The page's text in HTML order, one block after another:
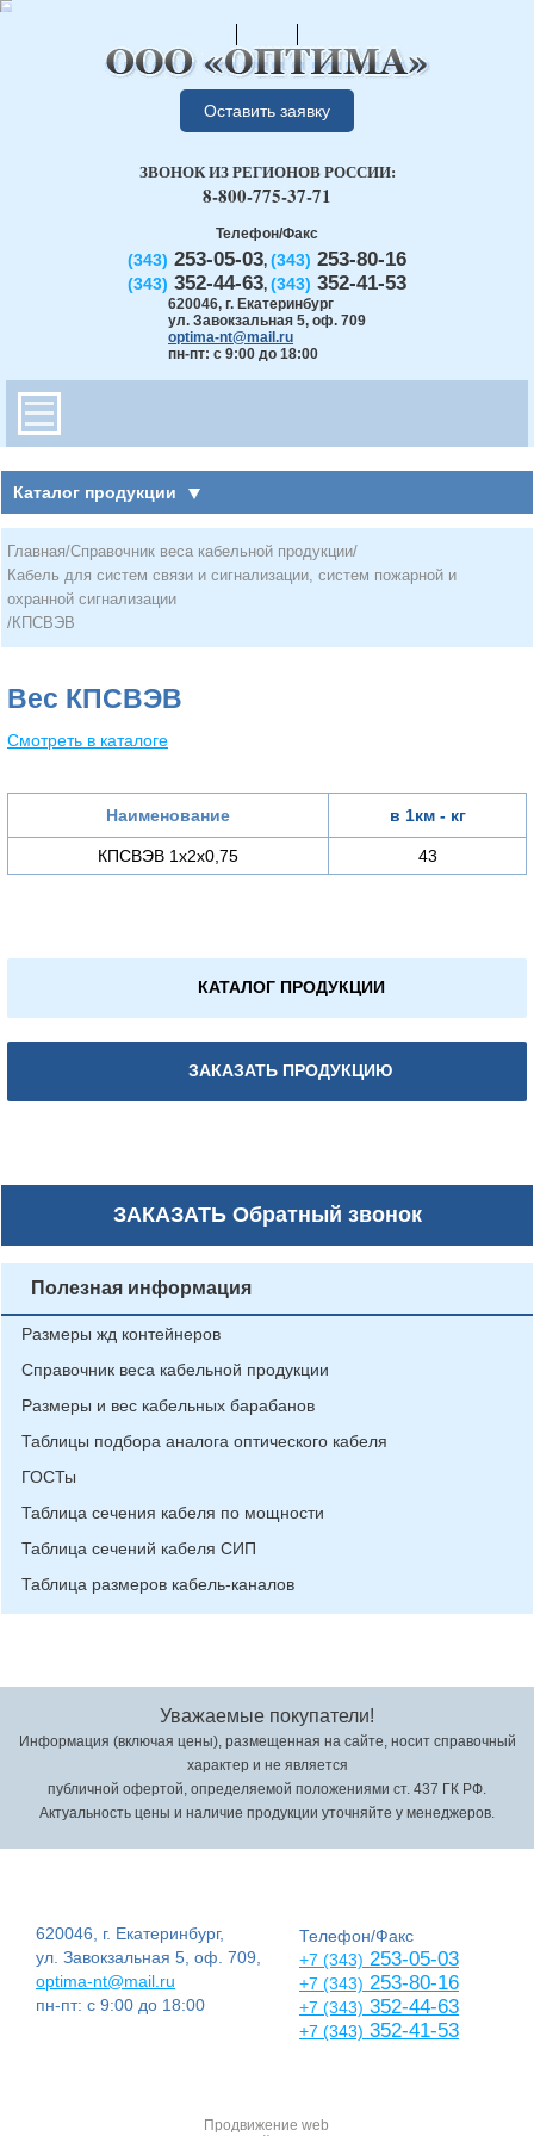
Оставить заявку
Телефон/Факс
(343) 253-05-03, (343) 253-80-16
(343) 352-44-63, (343) 352-41-53
620046, г. Екатеринбург
ул. Завокзальная 5, оф. 709
optima-nt@mail.ru
пн-пт: с 9:00 до 18:00
ЗВОНОК ИЗ РЕГИОНОВ РОССИИ:
8-800-775-37-71
Каталог продукции
Главная/Справочник веса кабельной продукции/
Кабель для систем связи и сигнализации, систем пожарной и
охранной сигнализации
/КПСВЭВ
Вес КПСВЭВ
Смотреть в каталоге
Наименование в 1км - кг
КПСВЭВ 1х2х0,75 43
КАТАЛОГ ПРОДУКЦИИ
ЗАКАЗАТЬ ПРОДУКЦИЮ
ЗАКАЗАТЬОбратный звонок
Полезная информация
Размеры жд контейнеров
Справочник веса кабельной продукции
Размеры и вес кабельных барабанов
Таблицы подбора аналога оптического кабеля
ГОСТы
Таблица сечения кабеля по мощности
Таблица сечений кабеля СИП
Таблица размеров кабель-каналов
Уважаемые покупатели!
Информация (включая цены), размещенная на сайте, носит справочный
характер и не является
публичной офертой, определяемой положениями ст. 437 ГК РФ.
Актуальность цены и наличие продукции уточняйте у менеджеров.
620046, г. Екатеринбург,
ул. Завокзальная 5, оф. 709,
optima-nt@mail.ru
пн-пт: с 9:00 до 18:00
Телефон/Факс
+7 (343) 253-05-03
+7 (343) 253-80-16
+7 (343) 352-44-63
+7 (343) 352-41-53
Продвижение web